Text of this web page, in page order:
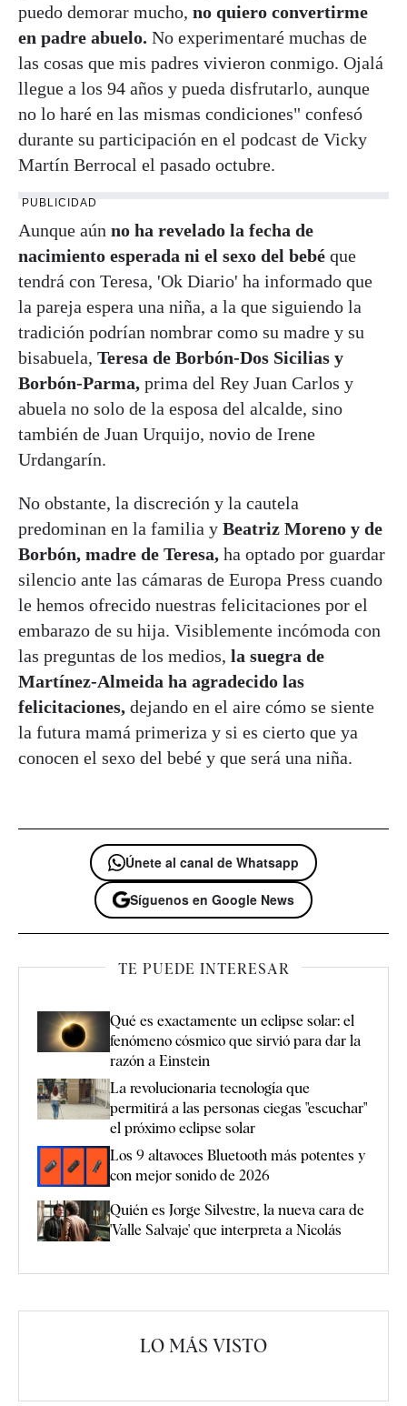
puedo demorar mucho, no quiero convertirme
en padre abuelo. No experimentaré muchas de
las cosas que mis padres vivieron conmigo. Ojalá
llegue a los 94 años y pueda disfrutarlo, aunque
no lo haré en las mismas condiciones" confesó
durante su participación en el podcast de Vicky
Martín Berrocal el pasado octubre.
PUBLICIDAD
Aunque aún no ha revelado la fecha de
nacimiento esperada ni el sexo del bebé que
tendrá con Teresa, 'Ok Diario' ha informado que
la pareja espera una niña, a la que siguiendo la
tradición podrían nombrar como su madre y su
bisabuela, Teresa de Borbón-Dos Sicilias y
Borbón-Parma, prima del Rey Juan Carlos y
abuela no solo de la esposa del alcalde, sino
también de Juan Urquijo, novio de Irene
Urdangarín.
No obstante, la discreción y la cautela
predominan en la familia y Beatriz Moreno y de
Borbón, madre de Teresa, ha optado por guardar
silencio ante las cámaras de Europa Press cuando
le hemos ofrecido nuestras felicitaciones por el
embarazo de su hija. Visiblemente incómoda con
las preguntas de los medios, la suegra de
Martínez-Almeida ha agradecido las
felicitaciones, dejando en el aire cómo se siente
la futura mamá primeriza y si es cierto que ya
conocen el sexo del bebé y que será una niña.
Únete al canal de Whatsapp
Síguenos en Google News
TE PUEDE INTERESAR
Qué es exactamente un eclipse solar: el
fenómeno cósmico que sirvió para dar la
razón a Einstein
La revolucionaria tecnología que
permitirá a las personas ciegas "escuchar"
el próximo eclipse solar
Los 9 altavoces Bluetooth más potentes y
con mejor sonido de 2026
Quién es Jorge Silvestre, la nueva cara de
'Valle Salvaje' que interpreta a Nicolás
LO MÁS VISTO